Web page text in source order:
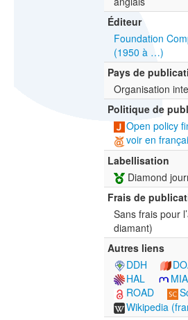
Éditeur
Foundation
(1950 à …)
Pays de
Organisation
Politique de
Open policy
voir en
Labellisation
Diamond
Frais de
Sans frais pour
diamant)
Autres liens
DDH
HAL
ROAD
Wikipedia